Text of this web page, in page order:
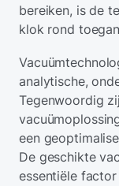
bereiken, is de
klok rond
analytische,
Tegenwoordig
een
De geschikte
essentiële